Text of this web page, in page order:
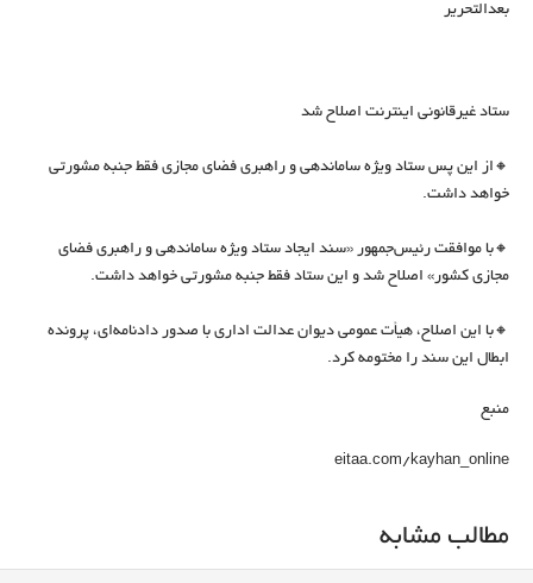
بعدالتحریر
ستاد غیرقانونی اینترنت اصلاح شد
🔸از این پس ستاد ویژه ساماندهی و راهبری فضای مجازی فقط جنبه مشورتی
خواهد داشت.
🔸با موافقت رئیس‌جمهور «سند ایجاد ستاد ویژه ساماندهی و راهبری فضای
مجازی کشور» اصلاح شد و این ستاد فقط جنبه مشورتی خواهد داشت.
🔸با این اصلاح، هیأت عمومی دیوان عدالت اداری با صدور دادنامه‌ای، پرونده
ابطال این سند را مختومه کرد.
منبع
eitaa.com/kayhan_online
مطالب مشابه